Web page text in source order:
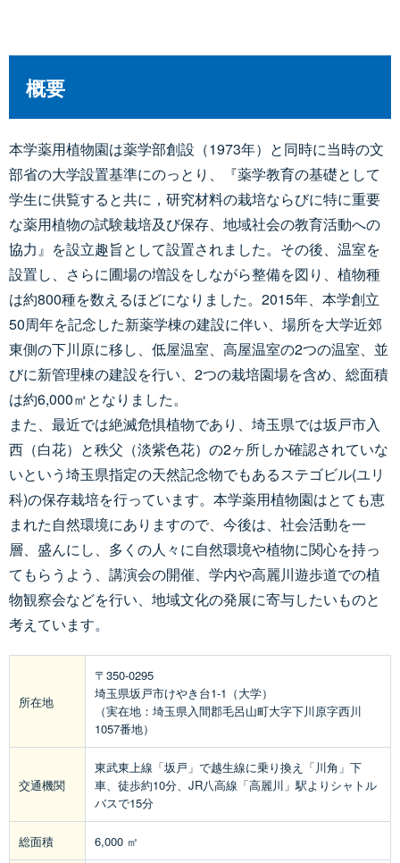
概要
本学薬用植物園は薬学部創設（1973年）と同時に当時の文
部省の大学設置基準にのっとり、『薬学教育の基礎として
学生に供覧すると共に，研究材料の栽培ならびに特に重要
な薬用植物の試験栽培及び保存、地域社会の教育活動への
協力』を設立趣旨として設置されました。その後、温室を
設置し、さらに圃場の増設をしながら整備を図り、植物種
は約800種を数えるほどになりました。2015年、本学創立
50周年を記念した新薬学棟の建設に伴い、場所を大学近郊
東側の下川原に移し、低屋温室、高屋温室の2つの温室、並
びに新管理棟の建設を行い、2つの栽培園場を含め、総面積
は約6,000㎡となりました。
また、最近では絶滅危惧植物であり、埼玉県では坂戸市入
西（白花）と秩父（淡紫色花）の2ヶ所しか確認されていな
いという埼玉県指定の天然記念物でもあるステゴビル(ユリ
科)の保存栽培を行っています。本学薬用植物園はとても恵
まれた自然環境にありますので、今後は、社会活動を一
層、盛んにし、多くの人々に自然環境や植物に関心を持っ
てもらうよう、講演会の開催、学内や高麗川遊歩道での植
物観察会などを行い、地域文化の発展に寄与したいものと
考えています。
所在地
〒350-0295
埼玉県坂戸市けやき台1-1（大学）
（実在地：埼玉県入間郡毛呂山町大字下川原字西川
1057番地）
交通機関
東武東上線「坂戸」で越生線に乗り換え「川角」下
車、徒歩約10分、JR八高線「高麗川」駅よりシャトル
バスで15分
総面積 6,000 ㎡